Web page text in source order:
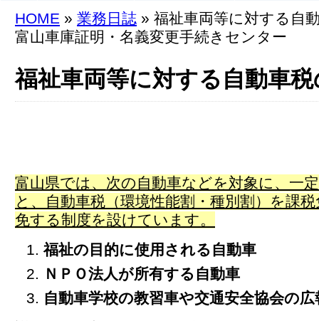
HOME » 業務日誌 » 福祉車両等に対する自
富山車庫証明・名義変更手続きセンター
福祉車両等に対する自動車
富山県では、次の自動車などを対象に、一
と、自動車税（環境性能割・種別割）を課
免する制度を設けています。
福祉の目的に使用される自動車
ＮＰＯ法人が所有する自動車
自動車学校の教習車や交通安全協会の広